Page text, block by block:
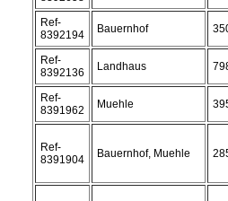
Ref-
8392194
Bauernhof
Ref-
8392136
Landhaus
Ref-
8391962
Muehle
Ref-
8391904
Bauernhof, Muehle